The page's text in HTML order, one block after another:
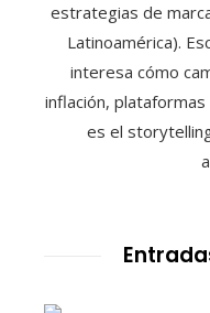
estrategias de
Latinoamérica).
interesa cómo
inflación, plataformas
es el